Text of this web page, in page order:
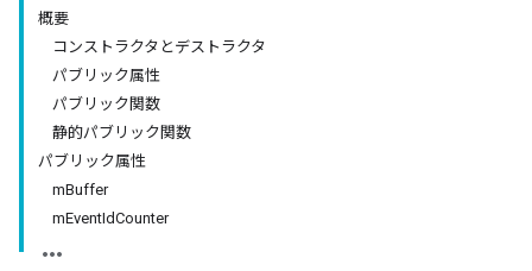
概要
コンストラクタとデストラクタ
パブリック属性
パブリック関数
静的パブリック関数
パブリック属性
mBuffer
mEventIdCounter